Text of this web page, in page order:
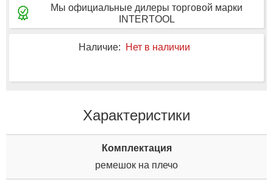
Мы официальные дилеры торговой марки
INTERTOOL
Наличие: Нет в наличии
Характеристики
Комплектация
ремешок на плечо